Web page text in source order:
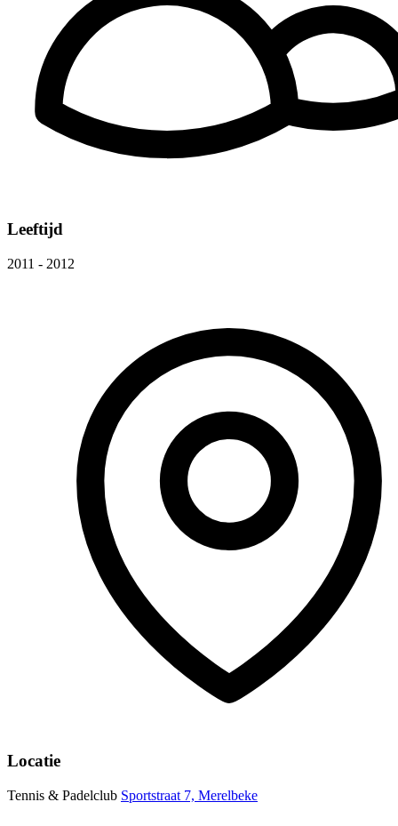
Leeftijd
2011 - 2012
Locatie
Tennis & Padelclub Sportstraat 7, Merelbeke